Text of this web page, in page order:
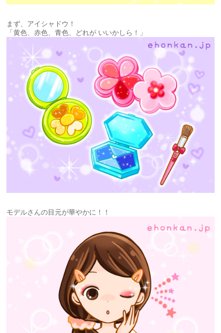
まず、アイシャドウ！
「黄色、赤色、青色、どれが いいかしら！」
モデルさんの目元が華やかに！！